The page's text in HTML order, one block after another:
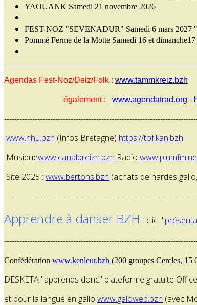
YAOUANK Samedi 21 novembre 2026
FEST-NOZ "SEVENADUR" Samedi 6 mars 2027
Pommé Ferme de la Motte Samedi 16 et
Agendas Fest-Noz/Deiz/Folk : www.tammkreiz.bzh
également : www.agendatrad.org -
www.nhu.bzh (Infos Bretagne) https://tof.kan.bzh
Musiquewww.canalbreizh.bzh Radio
Site 2025 : www.bertons.bzh (achats de hardes
Apprendre à danser BZH : clic "
Confédération www.kenleur.bzh (200 groupes Cercles, 15
DESKETA "apprends donc" plateforme gratuite
et pour la langue en gallo www.galoweb.bzh (avec